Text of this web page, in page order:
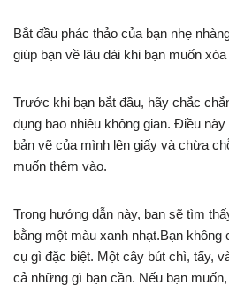
Bắt đầu phác thảo của bạn nhẹ
giúp bạn về lâu dài khi bạn muốn
Trước khi bạn bắt đầu, hãy chắc
dụng bao nhiêu không gian. Điều
bản vẽ của mình lên giấy và chừa
muốn thêm vào.
Trong hướng dẫn này, bạn sẽ tìm
bằng một màu xanh nhạt.Bạn không
cụ gì đặc biệt. Một cây bút chì, tẩy,
cả những gì bạn cần. Nếu bạn